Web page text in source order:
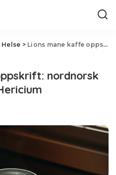
> Lions mane kaffe oppskrift: nordnorsk morgendrikk med Hericium
nordnorsk